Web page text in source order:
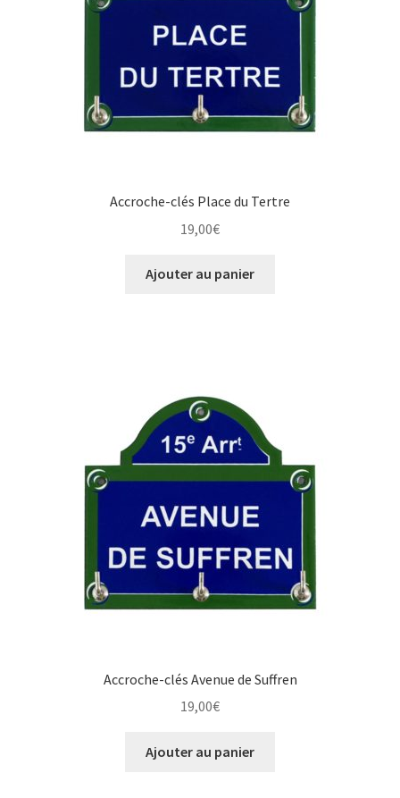
Accroche-clés Place du Tertre
19,00€
Ajouter au panier
Accroche-clés Avenue de Suffren
19,00€
Ajouter au panier